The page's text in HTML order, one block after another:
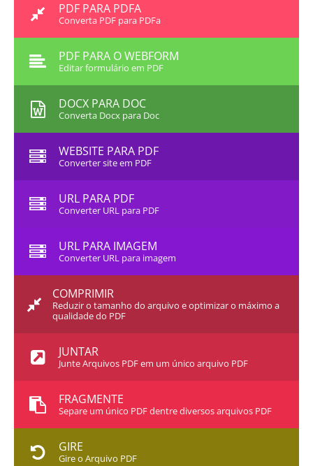
PDF PARA PDFA
Converta PDF para PDFa
PDF PARA O WEBFORM
Editar formulário em PDF
DOCX PARA DOC
Converta Docx para Doc
WEBSITE PARA PDF
Converter site em PDF
URL PARA PDF
Converter URL para PDF
URL PARA IMAGEM
Converter URL para imagem
COMPRIMIR
Reduzir o tamanho do arquivo e optimizar o máximo a
qualidade do PDF
JUNTAR
Junte Arquivos PDF em um único arquivo PDF
FRAGMENTE
Separe um único PDF dentre diversos arquivos PDF
GIRE
Gire o Arquivo PDF